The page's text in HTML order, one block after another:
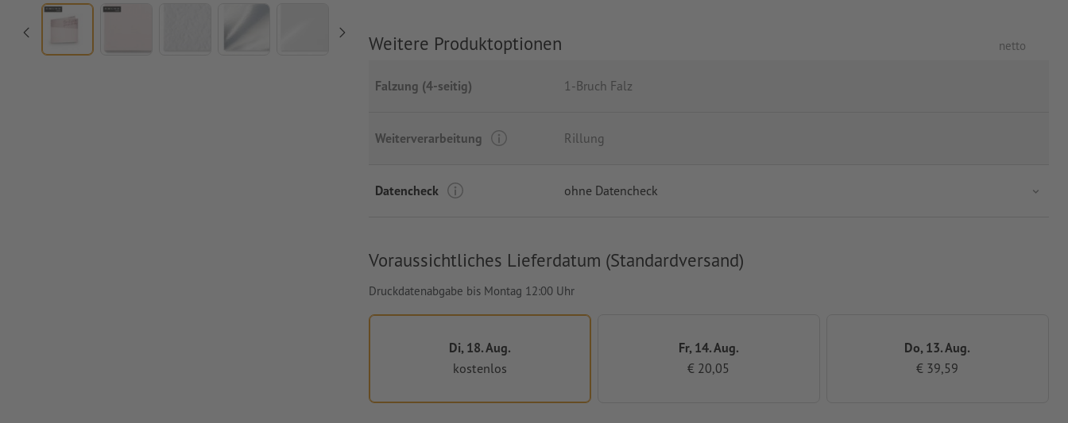
Weitere Produktoptionen netto
Falzung (4-seitig) 1-Bruch Falz
Weiterverarbeitung Rillung
Datencheck ohne Datencheck
Voraussichtliches Lieferdatum (Standardversand)
Druckdatenabgabe bis Montag 12:00 Uhr
Di, 18. Aug.
kostenlos
Fr, 14. Aug.
€ 20,05
Do, 13. Aug.
€ 39,59